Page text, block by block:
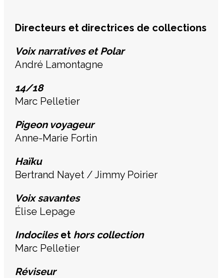
Directeurs et directrices de collections
Voix narratives et Polar
André Lamontagne
14/18
Marc Pelletier
Pigeon voyageur
Anne-Marie Fortin
Haïku
Bertrand Nayet / Jimmy Poirier
Voix savantes
Élise Lepage
Indociles et horscollection
Marc Pelletier
Réviseur